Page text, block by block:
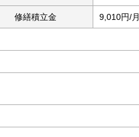
修繕積立金 9,010円/月